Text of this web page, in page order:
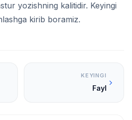
yozishning kalitidir. Keyingi
kirib boramiz.
KEYINGI
Fayl